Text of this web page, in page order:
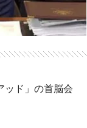
ッド」の首脳会